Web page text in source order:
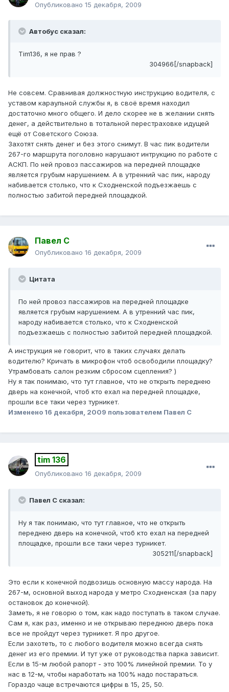
Опубликовано 15 декабря, 2009
Автобус сказал:
Tim136, я не прав ?
304966[/snapback]
Не совсем. Сравнивая должностную инструкцию водителя, с
уставом караульной службы я, в своё время находил
достаточно много общего. И дело скорее не в желании снять
денег, а действительно в тотальной перестраховке идущей
ещё от Советского Союза.
Захотят снять денег и без этого снимут. В час пик водители
267-го маршрута поголовно нарушают интрукцию по работе с
АСКП. По ней провоз пассажиров на передней площадке
является грубым нарушением. А в утренний час пик, народу
набивается столько, что к Сходненской подъезжаешь с
полностью забитой передней площадкой.
Павел С
Опубликовано 16 декабря, 2009
Цитата
По ней провоз пассажиров на передней площадке
является грубым нарушением. А в утренний час пик,
народу набивается столько, что к Сходненской
подъезжаешь с полностью забитой передней площадкой.
А инструкция не говорит, что в таких случаях делать
водителю? Кричать в микрофон чтоб освободили площадку?
Утрамбовать салон резким сбросом сцепления? )
Ну я так понимаю, что тут главное, что не открыть переднею
дверь на конечной, чтоб кто ехал на передней площадке,
прошли все таки через турникет.
Изменено 16 декабря, 2009 пользователем Павел С
tim 136
Опубликовано 16 декабря, 2009
Павел С сказал:
Ну я так понимаю, что тут главное, что не открыть
переднею дверь на конечной, чтоб кто ехал на передней
площадке, прошли все таки через турникет.
305211[/snapback]
Это если к конечной подвозишь основную массу народа. На
267-м, основной выход народа у метро Сходненская (за пару
остановок до конечной).
Заметь, я не говорю о том, как надо поступать в таком случае.
Сам я, как раз, именно и не открываю переднюю дверь пока
все не пройдут через турникет. Я про другое.
Если захотеть, то с любого водителя можно всегда снять
денег из его премии. И тут уже от руководства парка зависит.
Если в 15-м любой рапорт - это 100% линейной премии. То у
нас в 12-м, чтобы наработать на 100% надо постараться.
Гораздо чаще встречаются цифры в 15, 25, 50.